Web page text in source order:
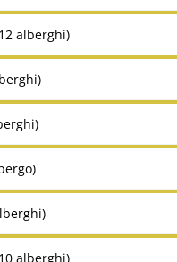
alberghi)
alberghi)